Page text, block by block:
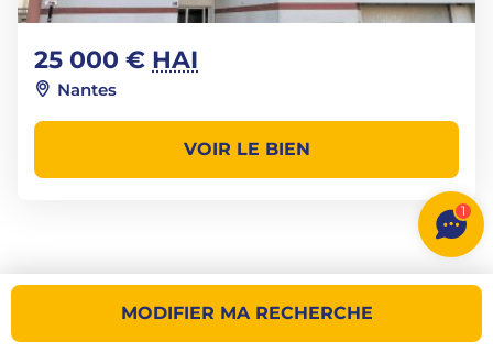
MODIFIER MA RECHERCHE
25 000 € HAI
Nantes
VOIR LE BIEN
1